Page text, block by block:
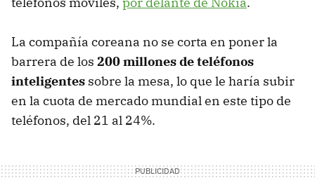
La compañía coreana no se corta en poner la
barrera de los 200 millones de teléfonos
inteligentes sobre la mesa, lo que le haría subir
en la cuota de mercado mundial en este tipo de
teléfonos, del 21 al 24%.